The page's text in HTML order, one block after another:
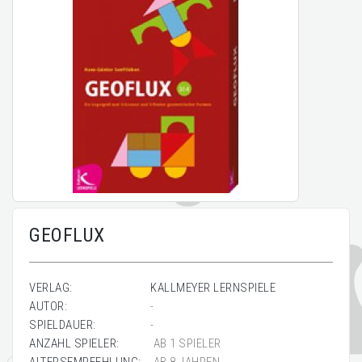
GEOFLUX
VERLAG:
KALLMEYER LERNSPIELE
AUTOR:
-
SPIELDAUER:
-
ANZAHL SPIELER:
AB 1 SPIELER